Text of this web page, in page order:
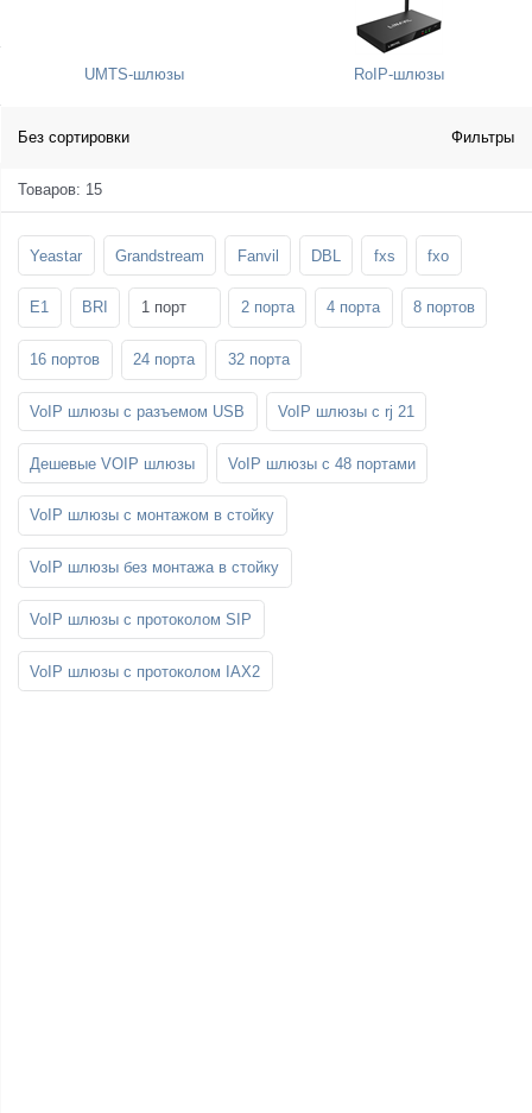
UMTS-шлюзы RoIP-шлюзы
Без сортировки Фильтры
Товаров: 15
Yeastar Grandstream Fanvil DBL fxs fxo
E1 BRI 1 порт 2 порта 4 порта 8 портов
16 портов 24 порта 32 порта
VoIP шлюзы с разъемом USB VoIP шлюзы с rj 21
Дешевые VOIP шлюзы VoIP шлюзы с 48 портами
VoIP шлюзы с монтажом в стойку
VoIP шлюзы без монтажа в стойку
VoIP шлюзы с протоколом SIP
VoIP шлюзы с протоколом IAX2
3G/4G LTE и ADSL модемы
Мобильные телефоны